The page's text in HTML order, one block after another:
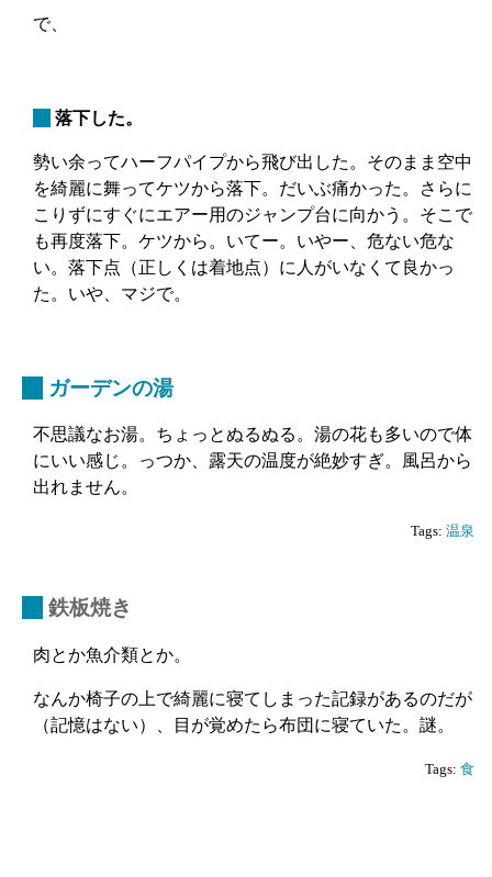
で、
落下した。
勢い余ってハーフパイプから飛び出した。そのまま空中
を綺麗に舞ってケツから落下。だいぶ痛かった。さらに
こりずにすぐにエアー用のジャンプ台に向かう。そこで
も再度落下。ケツから。いてー。いやー、危ない危な
い。落下点（正しくは着地点）に人がいなくて良かっ
た。いや、マジで。
ガーデンの湯
不思議なお湯。ちょっとぬるぬる。湯の花も多いので体
にいい感じ。っつか、露天の温度が絶妙すぎ。風呂から
出れません。
Tags: 温泉
鉄板焼き
肉とか魚介類とか。
なんか椅子の上で綺麗に寝てしまった記録があるのだが
（記憶はない）、目が覚めたら布団に寝ていた。謎。
Tags: 食